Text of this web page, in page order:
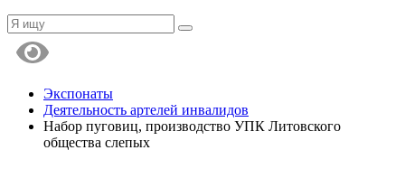
Экспонаты
Деятельность артелей инвалидов
Набор пуговиц, производство УПК Литовского
общества слепых